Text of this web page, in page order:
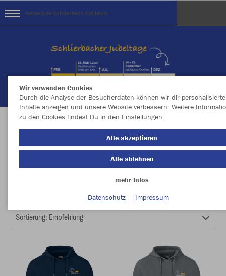
Gemeinde Schlierbach Jubiläum
a Gschichd, a Jubiläum, a Feschd
Farbe
Wir verwenden Cookies
Durch die Analyse der Besucherdaten können wir dir personalisierte
Inhalte anzeigen und unsere Website verbessern. Weitere
zu den Cookies findest Du in den Einstellungen.
Alle akzeptieren
Alle ablehnen
mehr Infos
Datenschutz
Impressum